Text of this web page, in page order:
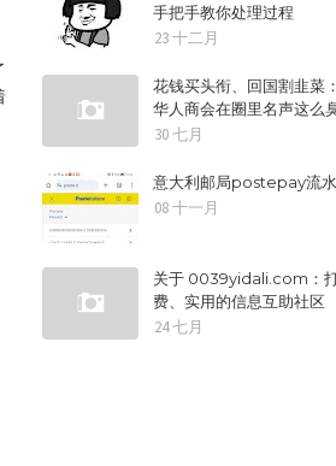
手把手教你处理过程
23 十二月
花钱买头衔、回国割韭菜
华人商会在圈里名声这么
30 七月
意大利邮局postepay流
08 十一月
关于 0039yidali.com：
费、实用的信息互助社区
24 七月